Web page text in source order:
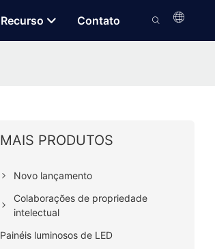
Recurso Contato
MAIS PRODUTOS
Novo lançamento
Colaborações de propriedade
intelectual
Painéis luminosos de LED